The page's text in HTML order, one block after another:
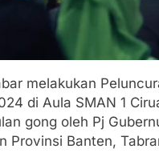
melakukan
di Aula SMAN 1
gong oleh Pj
Provinsi Banten,